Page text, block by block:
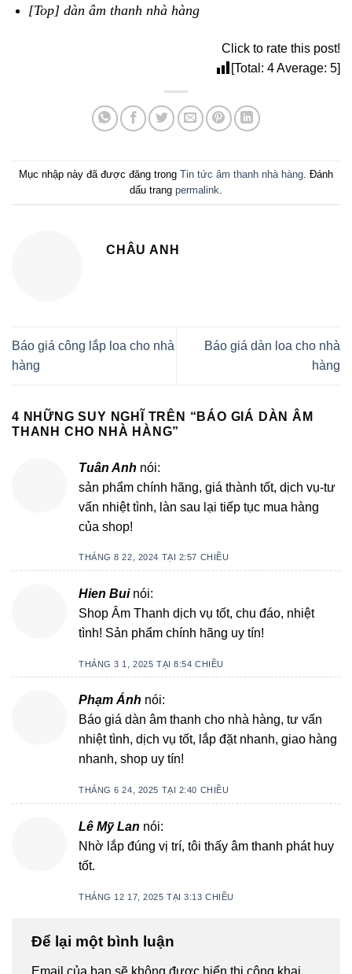
[Top] dàn âm thanh nhà hàng
Click to rate this post!
[Total: 4Average: 5]
Mục nhập này đã được đăng trong Tin tức âm thanh nhà hàng . Đánh
dấu trang permalink
CHÂU ANH
Báo giá công lắp loa cho nhà
hàng
Báo giá dàn loa cho nhà
hàng
4 NHỮNG SUY NGHĨ TRÊN “ BÁO GIÁ DÀN ÂM
THANH CHO NHÀ HÀNG”
Tuân Anh nói:
sản phẩm chính hãng, giá thành tốt, dịch vụ-tư
vấn nhiệt tình, làn sau lại tiếp tục mua hàng
của shop!
THÁNG 8 22, 2024 TẠI 2:57 CHIỀU
Hien Bui nói:
Shop Âm Thanh dịch vụ tốt, chu đáo, nhiệt
tình! Sản phẩm chính hãng uy tín!
THÁNG 3 1, 2025 TẠI 8:54 CHIỀU
Phạm Ánh nói:
Báo giá dàn âm thanh cho nhà hàng, tư vấn
nhiệt tình, dịch vụ tốt, lắp đặt nhanh, giao hàng
nhanh, shop uy tín!
THÁNG 6 24, 2025 TẠI 2:40 CHIỀU
Lê Mỹ Lan nói:
Nhờ lắp đúng vị trí, tôi thấy âm thanh phát huy
tốt.
THÁNG 12 17, 2025 TẠI 3:13 CHIỀU
Để lại một bình luận
Email của bạn sẽ không được hiển thị công khai.